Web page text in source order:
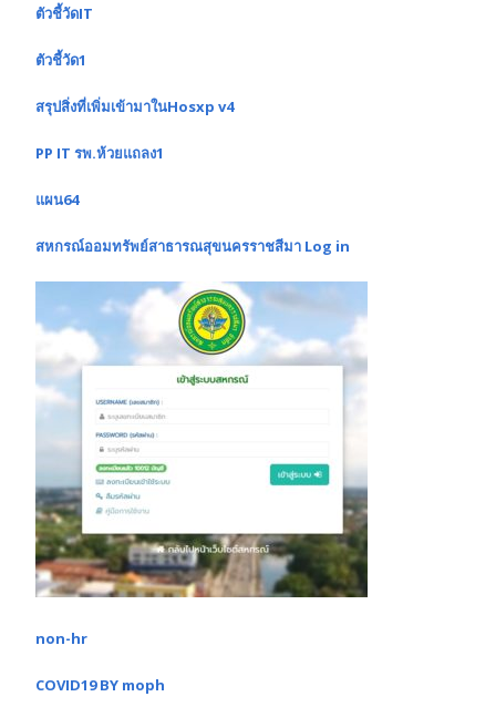
ตัวชี้วัดIT
ตัวชี้วัด1
สรุปสิ่งที่เพิ่มเข้ามาในHosxp v4
PP IT รพ.ห้วยแถลง1
แผน64
สหกรณ์ออมทรัพย์สาธารณสุขนครราชสีมา Log in
non-hr
COVID19 BY moph